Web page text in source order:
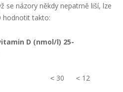
se názory někdy nepatrně liší, lze
hodnotit takto:
D (nmol/l) 25-
˂ 30 ˂ 12